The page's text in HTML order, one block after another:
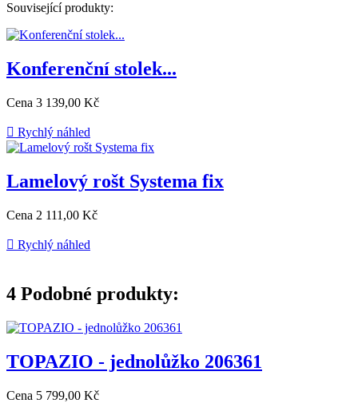
Související produkty:
Konferenční stolek...
Cena 3 139,00 Kč
 Rychlý náhled
Lamelový rošt Systema fix
Cena 2 111,00 Kč
 Rychlý náhled
4 Podobné produkty:
TOPAZIO - jednolůžko 206361
Cena 5 799,00 Kč